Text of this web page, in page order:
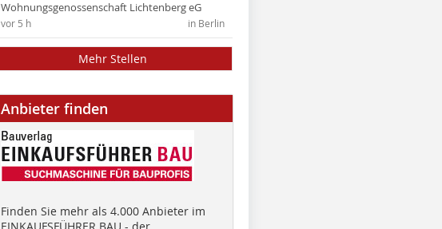
Wohnungsgenossenschaft Lichtenberg eG
in Berlin
vor 5 h
Mehr Stellen
Anbieter finden
Finden Sie mehr als 4.000 Anbieter im